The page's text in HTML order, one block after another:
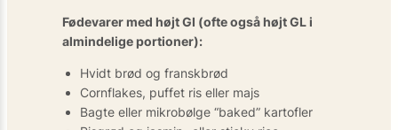
Fødevarer med højt GI (ofte også højt GL i
almindelige portioner):
Hvidt brød og franskbrød
Cornflakes, puffet ris eller majs
Bagte eller mikrobølge “baked” kartofler